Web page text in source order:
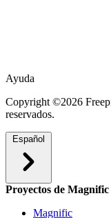
Ayuda
Copyright ©2026
reservados.
Español
Proyectos de Magnific
Magnific